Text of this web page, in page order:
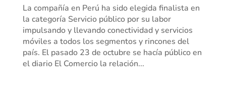
La compañía en Perú ha sido elegida finalista en
la categoría Servicio público por su labor
impulsando y llevando conectividad y servicios
móviles a todos los segmentos y rincones del
país. El pasado 23 de octubre se hacía público en
el diario El Comercio la relación...